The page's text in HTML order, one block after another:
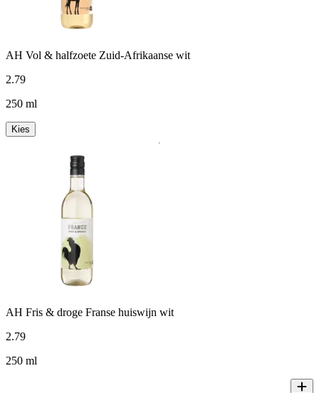
AH Vol & halfzoete Zuid-Afrikaanse wit
2.79
250 ml
Kies
AH Fris & droge Franse huiswijn wit
2.79
250 ml